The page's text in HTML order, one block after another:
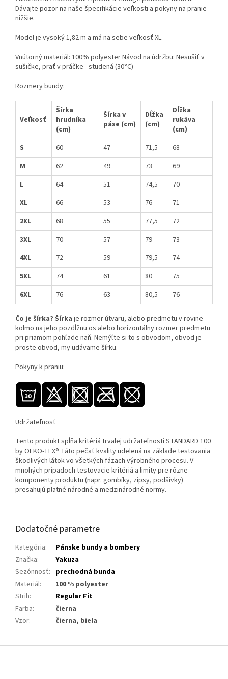
Dávajte pozor na naše špecifikácie veľkosti a pokyny na pranie
nižšie.
Model je vysoký 1,82 m a má na sebe veľkosť XL.
Vnútorný materiál: 100% polyester Návod na údržbu: Nesušiť v
sušičke, prať v práčke - studená (30°C)
Rozmery bundy:
Veľkosť
Šírka
hrudníka
(cm)
Šírka v
páse (cm)
Dĺžka
(cm)
Dĺžka
rukáva
(cm)
S
60 47 71,5
68
M
62 49 73
69
L
64 51 74,5
70
XL
66 53 76
71
2XL
68 55 77,5
72
3XL
70 57 79
73
4XL
72 59 79,5
74
5XL
74 61 80
75
6XL
76 63 80,5 76
Čo je šírka? Šírka je rozmer útvaru, alebo predmetu v rovine
kolmo na jeho pozdĺžnu os alebo horizontálny rozmer predmetu
pri priamom pohľade naň. Nemýľte si to s obvodom, obvod je
proste obvod, my udávame šírku.
Pokyny k praniu:
Udržateľnosť
Tento produkt spĺňa kritériá trvalej udržateľnosti STANDARD 100
by OEKO-TEX® Táto pečať kvality udelená na základe testovania
škodlivých látok vo všetkých fázach výrobného procesu. V
mnohých prípadoch testovacie kritériá a limity pre rôzne
komponenty produktu (napr. gombíky, zipsy, podšívky)
presahujú platné národné a medzinárodné normy.
Dodatočné parametre
Kategória:
Pánske bundy a bombery
Značka:
Yakuza
Sezónnosť: prechodná bunda
Materiál:
100 % polyester
Strih:
Regular Fit
Farba:
čierna
Vzor: čierna, biela
Z